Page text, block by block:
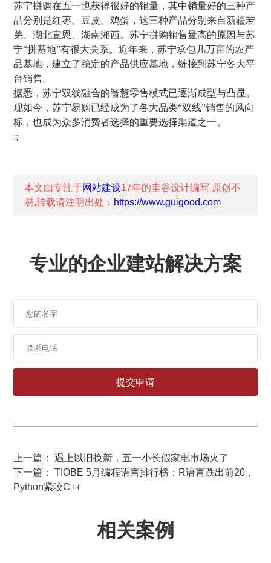
苏宁拼购在五一也获得很好的销量，其中销量好的三种产
品分别是红枣、豆皮、鸡蛋，这三种产品分别来自新疆若
羌、湖北宣恩、湖南湘西。苏宁拼购销售量高的原因与苏
宁“拼基地”有很大关系。近年来，苏宁承包几万亩的农产
品基地，建立了稳定的产品供应基地，链接到苏宁各大平
台销售。
据悉，苏宁双线融合的智慧零售模式已逐渐成型与凸显。
现如今，苏宁易购已经成为了各大品类“双线”销售的风向
标，也成为众多消费者选择的重要选择渠道之一。
;;
本文由专注于网站建设17年的圭谷设计编写,原创不
易,转载请注明出处： https://www.guigood.com
专业的企业建站解决方案
上一篇： 遇上以旧换新，五一小长假家电市场火了
下一篇： TIOBE 5月编程语言排行榜：R语言跌出前20，
Python紧咬C++
相关案例